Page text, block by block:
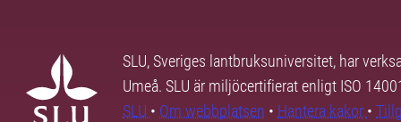
SLU, Sveriges lantbruksuniversitet, har
Umeå. SLU är miljöcertifierat enligt ISO
SLU • Om webbplatsen • Hantera kakor •